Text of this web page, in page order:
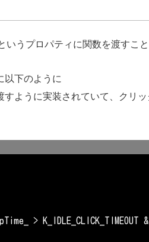
いうプロパティに関数を渡すこ
以下のように
すように実装されていて、クリ
> K_IDLE_CLICK_TIMEOUT